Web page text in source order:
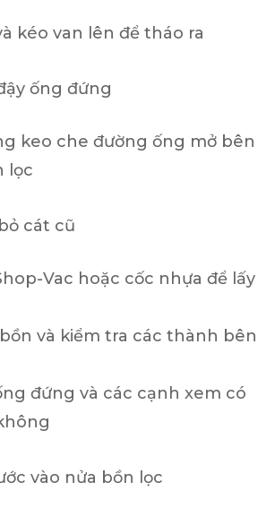
kéo van lên để tháo ra
ống đứng
keo che đường ống mở bên
lọc
cát cũ
Vac hoặc cốc nhựa để lấy
và kiểm tra các thành bên
đứng và các cạnh xem có
vào nửa bồn lọc